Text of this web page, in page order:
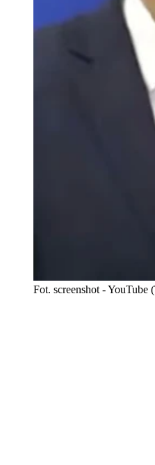
Fot. screenshot -